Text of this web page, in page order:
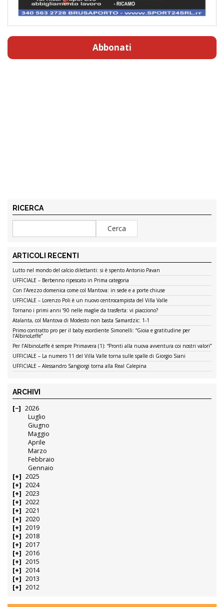
Abbonati
RICERCA
ARTICOLI RECENTI
Lutto nel mondo del calcio dilettanti: si è spento Antonio Pavan
UFFICIALE – Berbenno ripescato in Prima categoria
Con l’Arezzo domenica come col Mantova: in sede e a porte chiuse
UFFICIALE – Lorenzo Poli è un nuovo centrocampista del Villa Valle
Tornano i primi anni ’90 nelle maglie da trasferta: vi piacciono?
Atalanta, col Mantova di Modesto non basta Samardzic: 1-1
Primo contratto pro per il baby esordiente Simonelli: “Gioia e gratitudine per
l’AlbinoLeffe”
Per l’AlbinoLeffe è sempre Primavera (1): “Pronti alla nuova avventura coi nostri valori”
UFFICIALE – La numero 11 del Villa Valle torna sulle spalle di Giorgio Siani
UFFICIALE – Alessandro Sangiorgi torna alla Real Calepina
ARCHIVI
2026
Luglio
Giugno
Maggio
Aprile
Marzo
Febbraio
Gennaio
2025
2024
2023
2022
2021
2020
2019
2018
2017
2016
2015
2014
2013
2012